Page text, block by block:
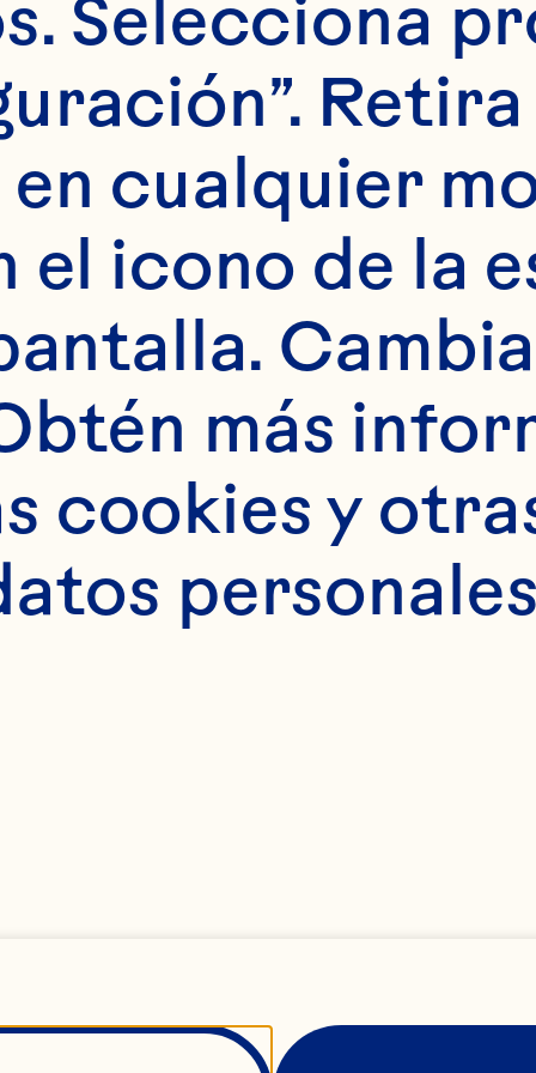
that
across
wide spectrum of
baked goods and
to
mixes and more.
Explore the full
potential of
cranberry seeds,
Selecciona
cualquier
el icono de la
más
cookies y